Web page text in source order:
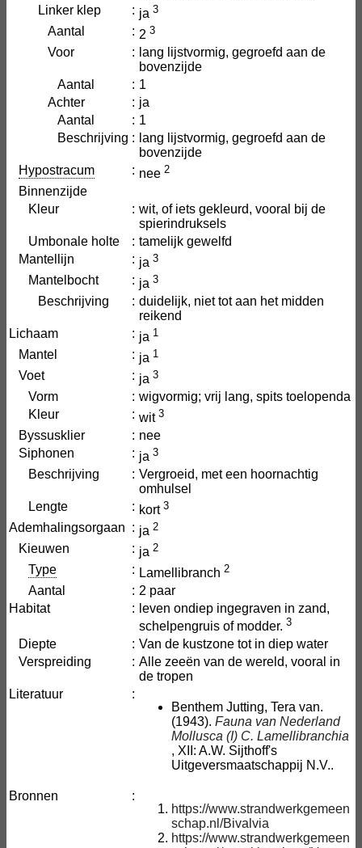
Linker klep
: ja 3
Aantal : 2 3
Voor : lang lijstvormig, gegroefd aan de
bovenzijde
Aantal
: 1
Achter
: ja
Aantal
: 1
Beschrijving : lang lijstvormig, gegroefd aan de
bovenzijde
Hypostracum
: nee 2
Binnenzijde
Kleur
: wit, of iets gekleurd, vooral bij de
spierindruksels
Umbonale holte
: tamelijk gewelfd
Mantellijn
: ja 3
Mantelbocht : ja 3
Beschrijving : duidelijk, niet tot aan het midden
reikend
Lichaam
: ja 1
Mantel : ja 1
Voet : ja 3
Vorm : wigvormig; vrij lang, spits toelopenda
Kleur
: wit 3
Byssusklier : nee
Siphonen
: ja 3
Beschrijving : Vergroeid, met een hoornachtig
omhulsel
Lengte
: kort 3
Ademhalingsorgaan : ja 2
Kieuwen : ja 2
Type : Lamellibranch 2
Aantal : 2 paar
Habitat
: leven ondiep ingegraven in zand,
schelpengruis of modder. 3
Diepte : Van de kustzone tot in diep water
Verspreiding
: Alle zeeën van de wereld, vooral in
de tropen
Literatuur
:
Benthem Jutting, Tera van.
(1943). Fauna van Nederland
Mollusca (I) C. Lamellibranchia
, XII: A.W. Sijthoff's
Uitgeversmaatschappij N.V..
Bronnen
:
https://www.strandwerkgemeen
schap.nl/Bivalvia
https://www.strandwerkgemeen